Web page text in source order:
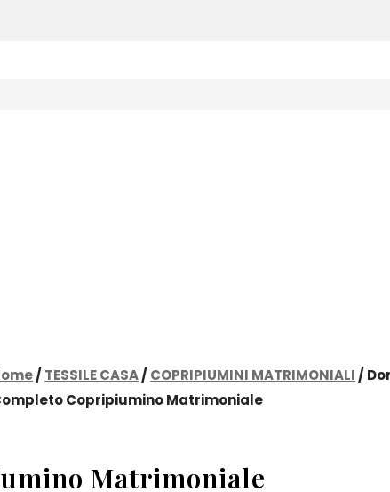
/ TESSILE CASA/ COPRIPIUMINI MATRIMONIALI/
Copripiumino Matrimoniale
Matrimoniale